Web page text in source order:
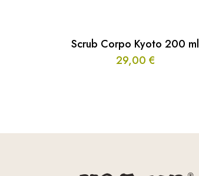
Scrub Corpo Kyoto 200 ml
29,00 €